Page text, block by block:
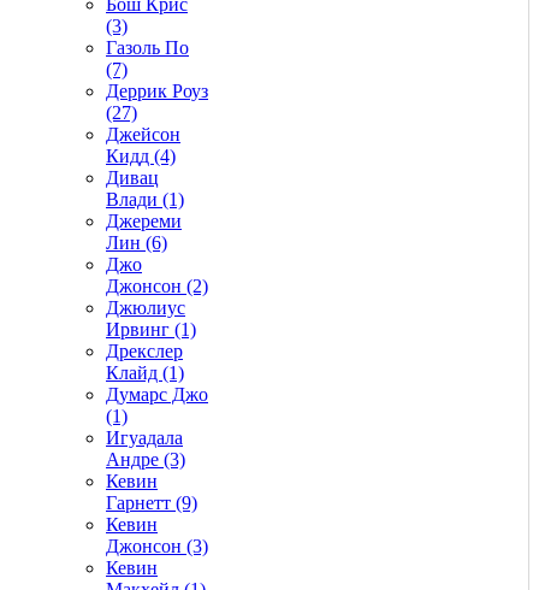
(3)
Газоль По
(7)
Деррик Роуз
(27)
Джейсон
Кидд (4)
Дивац
Влади (1)
Джереми
Лин (6)
Джо
Джонсон (2)
Джюлиус
Ирвинг (1)
Дрекслер
Клайд (1)
Думарс Джо
(1)
Игуадала
Андре (3)
Кевин
Гарнетт (9)
Кевин
Джонсон (3)
Кевин